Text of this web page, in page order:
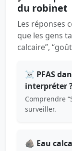
du robinet
Les réponses
que les gens
calcaire”,
☠️ PFAS
interpréter
Comprendre
surveiller.
🪨 Eau